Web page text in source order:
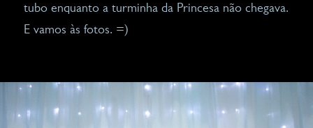
tubo enquanto a turminha da Princesa não chegava.
E vamos às fotos. =)